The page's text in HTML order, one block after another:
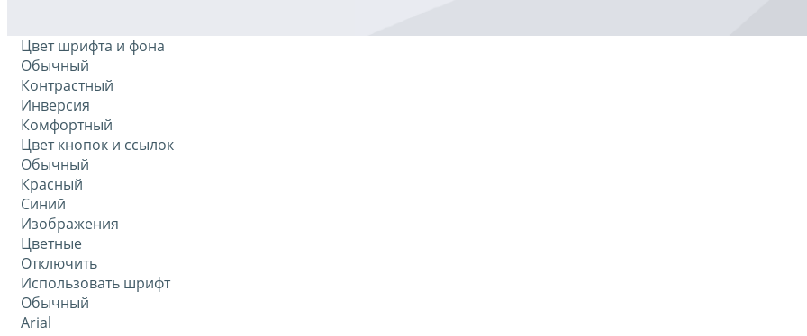
Цвет шрифта и фона
Обычный
Контрастный
Инверсия
Комфортный
Цвет кнопок и ссылок
Обычный
Красный
Синий
Изображения
Цветные
Отключить
Использовать шрифт
Обычный
Arial